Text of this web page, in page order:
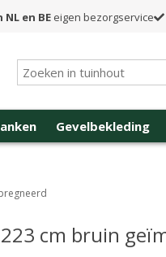
en BE eigen bezorgservice
Gevelbekleding
cm bruin